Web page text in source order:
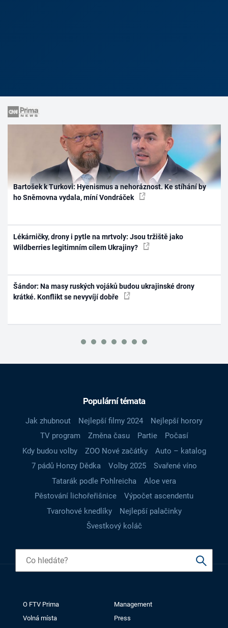
Bartošek k Turkovi: Hyenismus a nehoráznost. Ke stíhání by
ho Sněmovna vydala, míní Vondráček
Lékárničky, drony i pytle na mrtvoly: Jsou tržiště jako
Wildberries legitimním cílem Ukrajiny?
Šándor: Na masy ruských vojáků budou ukrajinské drony
krátké. Konflikt se nevyvíjí dobře
Populární témata
Jak zhubnout Nejlepší filmy 2024
Nejlepší horory
TV program
Změna času Partie
Počasí
Kdy budou volby
ZOO Nové začátky
Auto – katalog
7 pádů Honzy Dědka
Volby 2025
Svařené víno
Tatarák podle Pohlreicha
Aloe vera
Pěstování lichořeřišnice
Výpočet ascendentu
Tvarohové knedlíky
Nejlepší palačinky
Švestkový koláč
O FTV Prima
Management
Volná místa
Press